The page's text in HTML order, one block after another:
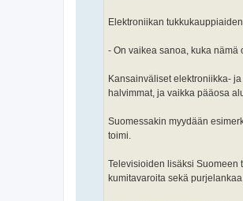
Elektroniikan
- On vaikea sanoa, kuka nämä
Kansainväliset elektroniikka-
halvimmat, ja vaikka pääosa
Suomessakin myydään
toimi.
Televisioiden lisäksi
kumitavaroita sekä